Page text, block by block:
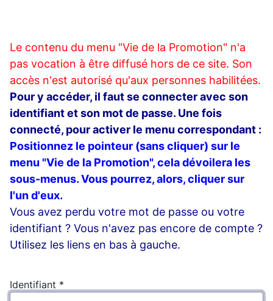
Le contenu du menu "Vie de la Promotion" n'a
pas vocation à être diffusé hors de ce site. Son
accès n'est autorisé qu'aux personnes habilitées.
Pour y accéder, il faut se connecter avec son
identifiant et son mot de passe. Une fois
connecté, pour activer le menu correspondant :
Positionnez le pointeur (sans cliquer) sur le
menu "Vie de la Promotion", cela dévoilera les
sous-menus. Vous pourrez, alors, cliquer sur
l'un d'eux.
Vous avez perdu votre mot de passe ou votre
identifiant ? Vous n'avez pas encore de compte ?
Utilisez les liens en bas à gauche.
Identifiant *